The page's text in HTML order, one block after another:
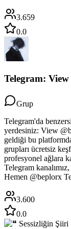
3.659
0.0
Telegram:
Grup
Telegram'da
yerdesiniz: View
geldiği bu
grupları ücretsiz
profesyonel ağlara
Telegram
Hemen @beplorx
3.600
0.0